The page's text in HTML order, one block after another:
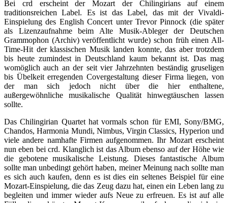
Bei crd erscheint der Mozart der Chilingirians auf einem
traditionsreichen Label. Es ist das Label, das mit der Vivaldi-
Einspielung des English Concert unter Trevor Pinnock (die später
als Lizenzaufnahme beim Alte Musik-Ableger der Deutschen
Grammophon (Archiv) veröffentlicht wurde) schon früh einen All-
Time-Hit der klassischen Musik landen konnte, das aber trotzdem
bis heute zumindest in Deutschland kaum bekannt ist. Das mag
womöglich auch an der seit vier Jahrzehnten beständig gruseligen
bis Übelkeit erregenden Covergestaltung dieser Firma liegen, von
der man sich jedoch nicht über die hier enthaltene,
außergewöhnliche musikalische Qualität hinwegtäuschen lassen
sollte.
Das Chilingirian Quartet hat vormals schon für EMI, Sony/BMG,
Chandos, Harmonia Mundi, Nimbus, Virgin Classics, Hyperion und
viele andere namhafte Firmen aufgenommen. Ihr Mozart erscheint
nun eben bei crd. Klanglich ist das Album ebenso auf der Höhe wie
die gebotene musikalische Leistung. Dieses fantastische Album
sollte man unbedingt gehört haben, meiner Meinung nach sollte man
es sich auch kaufen, denn es ist dies ein seltenes Beispiel für eine
Mozart-Einspielung, die das Zeug dazu hat, einen ein Leben lang zu
begleiten und immer wieder aufs Neue zu erfreuen. Es ist auf alle